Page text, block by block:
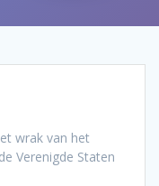
wrak van het
Verenigde Staten